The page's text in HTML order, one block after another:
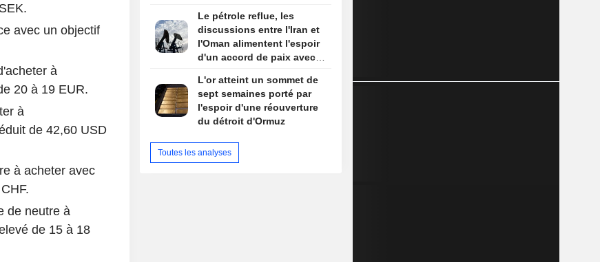
avec un objectif
à
20 à 19 EUR.
à
de 42,60 USD
à acheter avec
de neutre à
de 15 à 18
Le pétrole reflue, les
discussions entre l'Iran et
l'Oman alimentent l'espoir
d'un accord de paix avec
L'or atteint un sommet de
sept semaines porté par
l'espoir d'une réouverture
du détroit d'Ormuz
Toutes les analyses